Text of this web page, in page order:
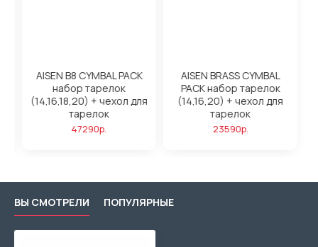
AISEN B8 CYMBAL PACK
набор тарелок
(14,16,18,20) + чехол для
тарелок
47290р.
AISEN BRASS CYMBAL
PACK набор тарелок
(14,16,20) + чехол для
тарелок
23590р.
ВЫ СМОТРЕЛИ ПОПУЛЯРНЫЕ